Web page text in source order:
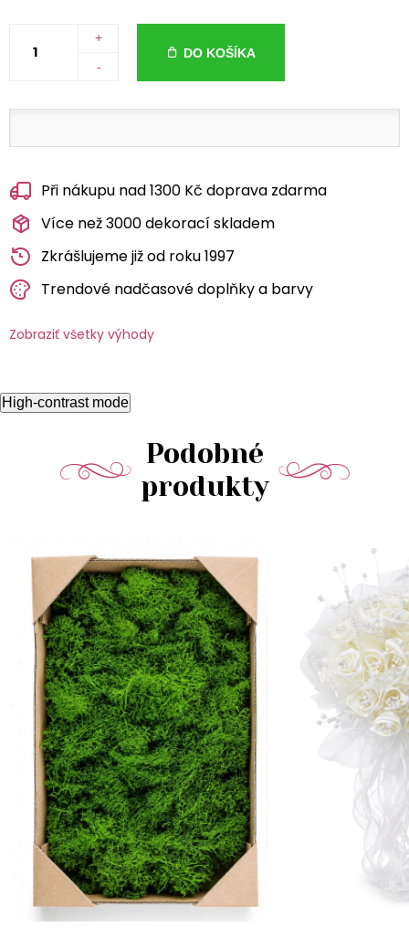
+
-
DO KOŠÍKA
Při nákupu nad 1300 Kč doprava zdarma
Více než 3000 dekorací skladem
Zkrášlujeme již od roku 1997
Trendové nadčasové doplňky a barvy
Zobraziť všetky výhody
High-contrast mode
Podobné
produkty